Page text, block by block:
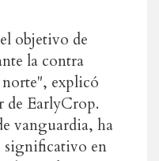
objetivo de
la contra
explicó
de EarlyCrop.
vanguardia, ha
en